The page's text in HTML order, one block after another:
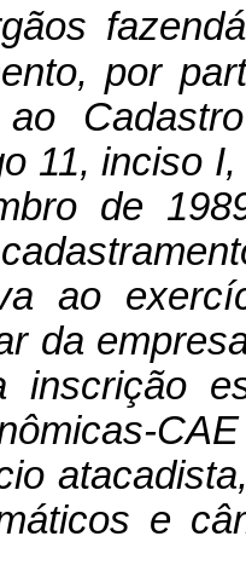
por
11, inciso
de
ao
da
inscrição
e